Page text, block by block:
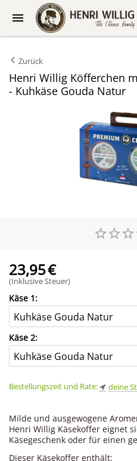
Zurück
Henri Willig Köfferchen
- Kuhkäse Gouda Natur
23,95€
(Inklusive Steuer)
Käse 1:
Käse 2:
Bestellungszeit und Rate: deine
Milde und ausgewogene
Henri Willig Käsekoffer eignet
Käsegeschenk oder für einen
Dieser Käsekoffer enthält: